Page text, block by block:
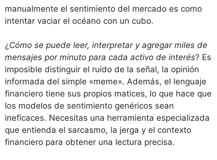
manualmente el sentimiento del mercado es como
intentar vaciar el océano con un cubo.
¿ Cómo se puede leer, interpretar y agregar miles de
mensajes por minuto para cada activo de interés? Es
imposible distinguir el ruido de la señal, la opinión
informada del simple «meme». Además, el lenguaje
financiero tiene sus propios matices, lo que hace que
los modelos de sentimiento genéricos sean
ineficaces. Necesitas una herramienta especializada
que entienda el sarcasmo, la jerga y el contexto
financiero para obtener una lectura precisa.